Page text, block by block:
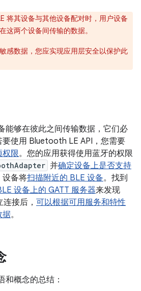
将其设备与其他设备配对时，用户设备
这两个设备间传输的数据。
感数据，您应实现应用层安全以保护此
能够在彼此之间传输数据，它们必
使用 Bluetooth LE API，您需要
权限。您的应用获得使用蓝牙的权限
并确定设备上是否支持
设备将扫描附近的 BLE 设备。找到
设备上的 GATT 服务器来发现
接后， 可以根据可用服务和特性
据。
和概念的总结：